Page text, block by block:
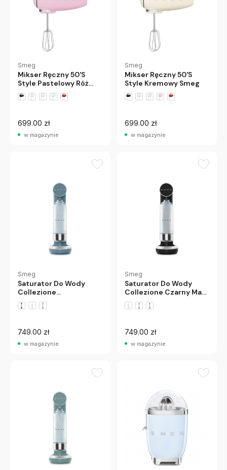
Smeg
Mikser Ręczny 50'S
Style Pastelowy Róż
Smeg
699.00 zł
w magazynie
Smeg
Mikser Ręczny 50'S
Style Kremowy Smeg
699.00 zł
w magazynie
Smeg
Saturator Do Wody
Collezione
Szaroniebieski Mat
Smeg
749.00 zł
w magazynie
Smeg
Saturator Do Wody
Collezione Czarny Mat
Smeg
749.00 zł
w magazynie